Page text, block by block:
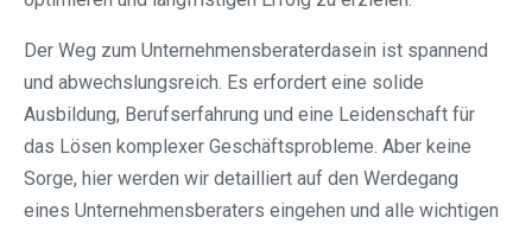
Der Weg zum Unternehmensberaterdasein ist spannend
und abwechslungsreich. Es erfordert eine solide
Ausbildung, Berufserfahrung und eine Leidenschaft für
das Lösen komplexer Geschäftsprobleme. Aber keine
Sorge, hier werden wir detailliert auf den Werdegang
eines Unternehmensberaters eingehen und alle wichtigen